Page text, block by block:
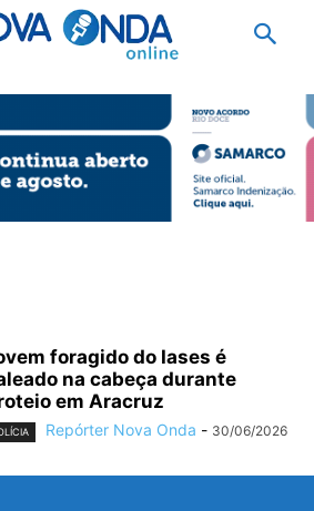
foragido do Iases é
na cabeça durante
em Aracruz
Repórter Nova Onda - 30/06/2026